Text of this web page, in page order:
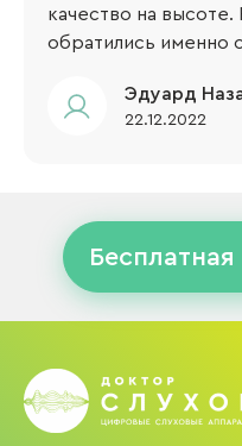
качество на высоте.
обратились именно
Эдуард
22.12.2022